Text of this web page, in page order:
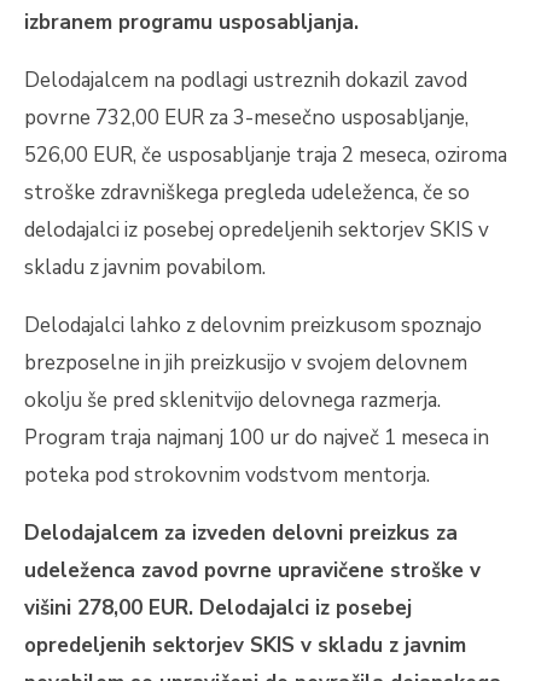
izbranem programu usposabljanja.
Delodajalcem na podlagi ustreznih dokazil zavod
povrne 732,00 EUR za 3-mesečno usposabljanje,
526,00 EUR, če usposabljanje traja 2 meseca, oziroma
stroške zdravniškega pregleda udeleženca, če so
delodajalci iz posebej opredeljenih sektorjev SKIS v
skladu z javnim povabilom.
Delodajalci lahko z delovnim preizkusom spoznajo
brezposelne in jih preizkusijo v svojem delovnem
okolju še pred sklenitvijo delovnega razmerja.
Program traja najmanj 100 ur do največ 1 meseca in
poteka pod strokovnim vodstvom mentorja.
Delodajalcem za izveden delovni preizkus za
udeleženca zavod povrne upravičene stroške v
višini 278,00 EUR. Delodajalci iz posebej
opredeljenih sektorjev SKIS v skladu z javnim